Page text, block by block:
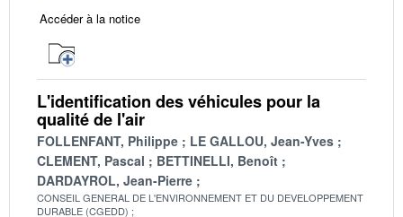
Accéder à la notice
L'identification des véhicules pour la
qualité de l'air
FOLLENFANT, Philippe
LE GALLOU, Jean-Yves
CLEMENT, Pascal
BETTINELLI, Benoît
DARDAYROL, Jean-Pierre
CONSEIL GENERAL DE L'ENVIRONNEMENT ET DU DEVELOPPEMENT
DURABLE (CGEDD)